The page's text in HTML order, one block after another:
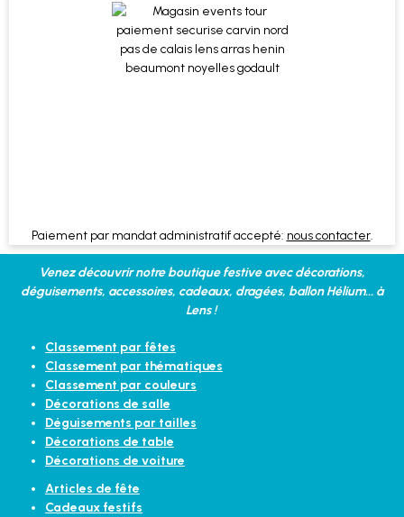
Paiement par mandat administratif accepté: nous contacter.
Venez découvrir notre boutique festive avec décorations,
déguisements, accessoires, cadeaux, dragées, ballon Hélium... à
Lens !
Classement par fêtes
Classement par thématiques
Classement par couleurs
Décorations de salle
Déguisements par tailles
Décorations de table
Décorations de voiture
Articles de fête
Cadeaux festifs